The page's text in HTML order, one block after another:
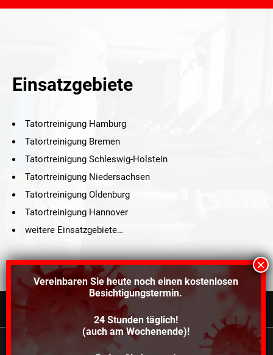
Einsatzgebiete
Tatortreinigung Hamburg
Tatortreinigung Bremen
Tatortreinigung Schleswig-Holstein
Tatortreinigung Niedersachsen
Tatortreinigung Oldenburg
Tatortreinigung Hannover
weitere Einsatzgebiete…
©2021 Schröders Service Team Nord, All Rights Reserved.
Schroeder Service Team Nord
Vereinbaren Sie heute noch einen kostenlosen
Besichtigungstermin.
24 Stunden täglich!
(auch am Wochenende)!